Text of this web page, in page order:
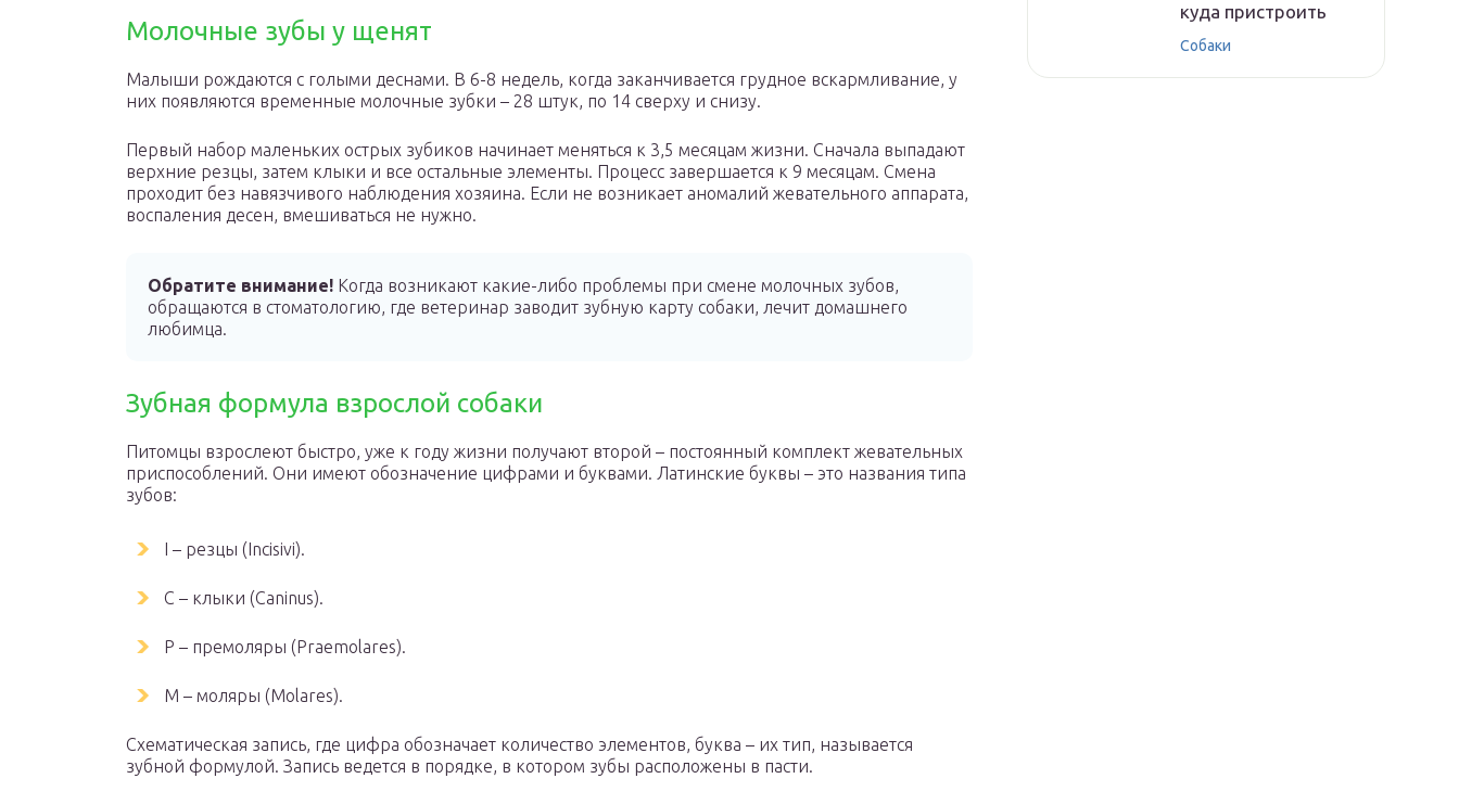
Молочные зубы у щенят
Малыши рождаются с голыми деснами. В 6-8 недель, когда заканчивается грудное вскармливание, у
них появляются временные молочные зубки – 28 штук, по 14 сверху и снизу.
Первый набор маленьких острых зубиков начинает меняться к 3,5 месяцам жизни. Сначала выпадают
верхние резцы, затем клыки и все остальные элементы. Процесс завершается к 9 месяцам. Смена
проходит без навязчивого наблюдения хозяина. Если не возникает аномалий жевательного аппарата,
воспаления десен, вмешиваться не нужно.
Обратите внимание! Когда возникают какие-либо проблемы при смене молочных зубов,
обращаются в стоматологию, где ветеринар заводит зубную карту собаки, лечит домашнего
любимца.
Зубная формула взрослой собаки
Питомцы взрослеют быстро, уже к году жизни получают второй – постоянный комплект жевательных
приспособлений. Они имеют обозначение цифрами и буквами. Латинские буквы – это названия типа
зубов:
I – резцы (Incisivi).
C – клыки (Caninus).
P – премоляры (Praemolares).
M – моляры (Molares).
Схематическая запись, где цифра обозначает количество элементов, буква – их тип, называется
зубной формулой. Запись ведется в порядке, в котором зубы расположены в пасти.
куда пристроить
Собаки